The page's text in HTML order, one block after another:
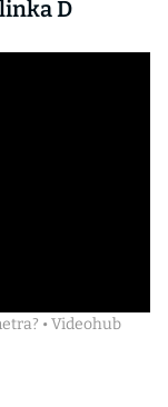
D
• Videohub